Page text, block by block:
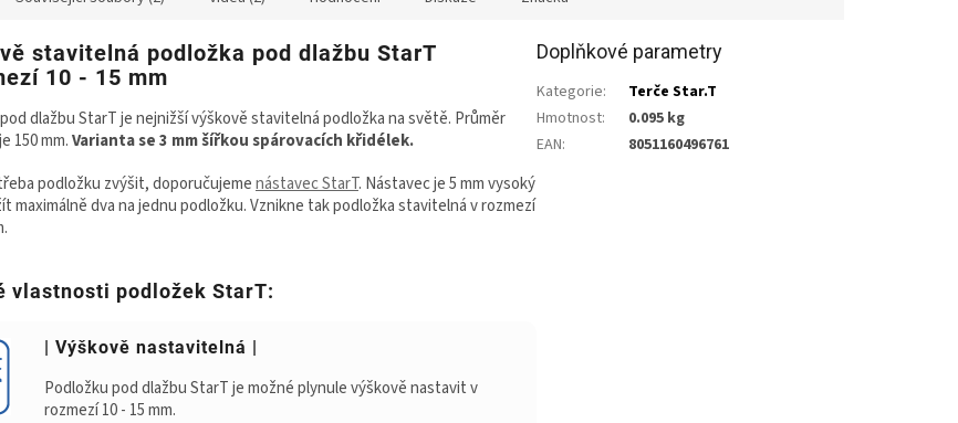
stavitelná podložka pod dlažbu StarT
10 - 15 mm
dlažbu StarT je nejnižší výškově stavitelná podložka na světě. Průměr
150 mm.Varianta se 3 mm šířkou spárovacích křidélek.
podložku zvýšit, doporučujemenástavec StarT. Nástavec je 5 mm vysoký
maximálně dva na jednu podložku. Vznikne tak podložka stavitelná v rozmezí
vlastnosti podložek StarT:
| Výškově nastavitelná |
Podložku pod dlažbu StarT je možné plynule výškově nastavit v
rozmezí 10 - 15 mm.
Doplňkové parametry
Kategorie:
Terče Star.T
Hmotnost:
0.095 kg
EAN: 8051160496761